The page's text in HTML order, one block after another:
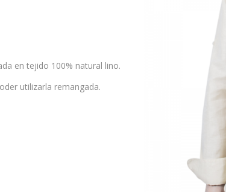
en tejido 100% natural lino.
utilizarla remangada.